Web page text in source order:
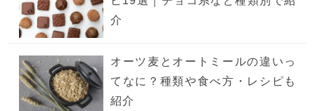
介
オーツ麦とオートミールの違いっ
てなに？種類や食べ方・レシピも
紹介